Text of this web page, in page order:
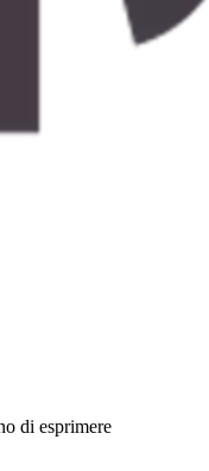
di esprimere